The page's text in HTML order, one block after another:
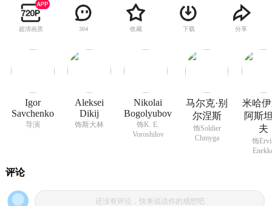
利，全力向德军进攻。克罗地亚是德军重点防守
地域，希特勒命令德军中将西蒙将军——工事修
建专家防守该地，并在据点前修建了当时最坚固
林命令不惜一切代价，必须攻破该防线，彻底打
垮敌人。于是激烈的战斗打响了，双方各出动了
斗。苏联红军把这次战役称作第三次打击，是第
二次世界大战中著名的战役之一。
超清画质 304 收藏 下载 分享
Igor
Savchenko
导演
Aleksei
Dikij
饰斯大林
Nikolai
Bogolyubov
饰K. E.
Voroshilov
马尔克·别
尔涅斯
饰Soldier
Chmyga
米哈伊
阿斯
夫
饰